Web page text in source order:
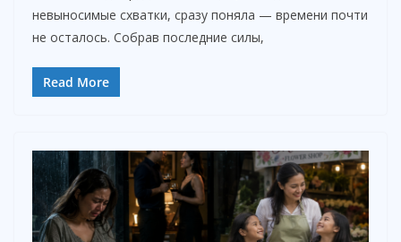
невыносимые схватки, сразу поняла — времени почти
не осталось. Собрав последние силы,
Read More